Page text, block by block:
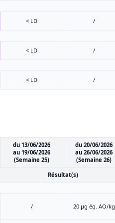
< LD /
< LD /
< LD /
du 13/06/2026
au 19/06/2026
(Semaine 25)
du 20/06/2026
au 26/06/2026
(Semaine 26)
Résultat(s)
/ 20 μg éq. AO/kg